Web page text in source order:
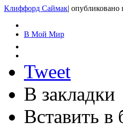
Клиффорд Саймак| опубликовано
В Мой Мир
Tweet
В закладки
Вставить в